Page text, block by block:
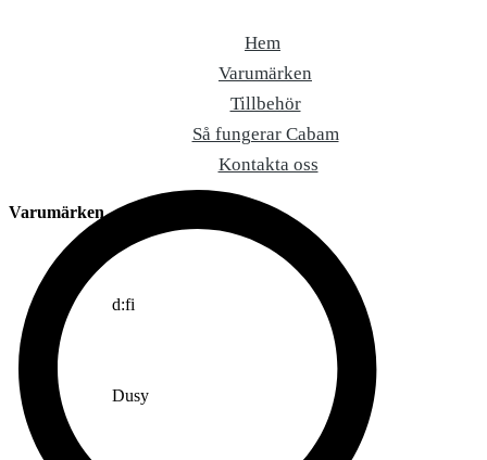
Hem
Varumärken
Varumärken
d:fi
Dusy
Tillbehör
Så fungerar Cabam
Kontakta oss